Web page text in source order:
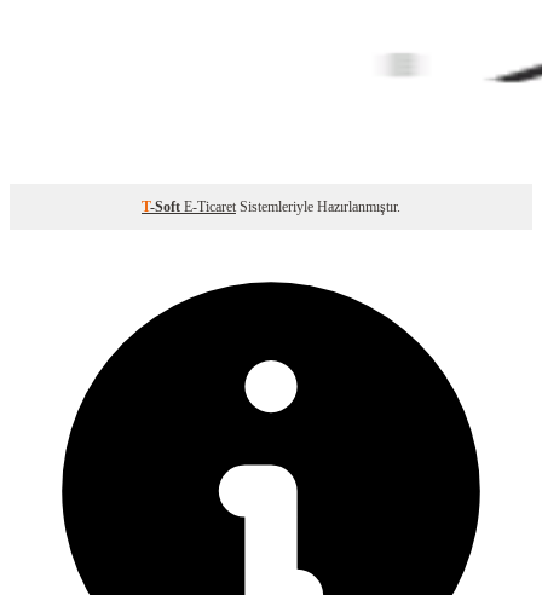
T-Soft E-Ticaret Sistemleriyle Hazırlanmıştır.